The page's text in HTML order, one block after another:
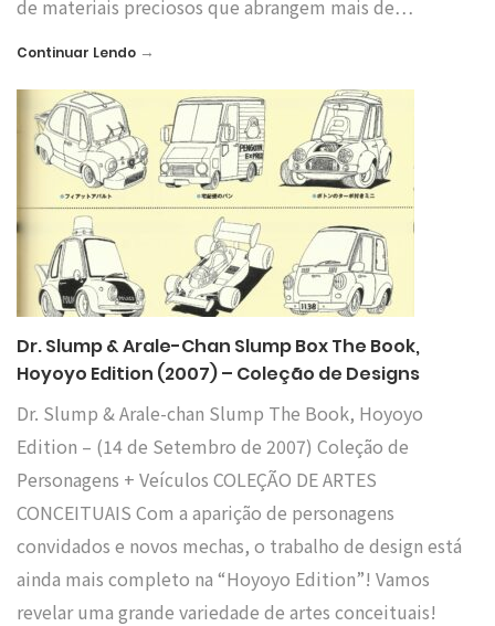
de materiais preciosos que abrangem mais de…
Continuar Lendo →
Dr. Slump & Arale-Chan Slump Box The Book,
Hoyoyo Edition (2007) – Coleção de Designs
Dr. Slump & Arale-chan Slump The Book, Hoyoyo
Edition – (14 de Setembro de 2007) Coleção de
Personagens + Veículos COLEÇÃO DE ARTES
CONCEITUAIS Com a aparição de personagens
convidados e novos mechas, o trabalho de design está
ainda mais completo na “Hoyoyo Edition”! Vamos
revelar uma grande variedade de artes conceituais!